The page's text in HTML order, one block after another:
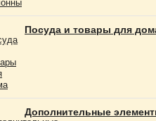
Посуда и товары для
Дополнительные